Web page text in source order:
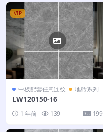
VIP
中板配套任意连纹 地砖系列
LW120150-16
1 年前 139 199